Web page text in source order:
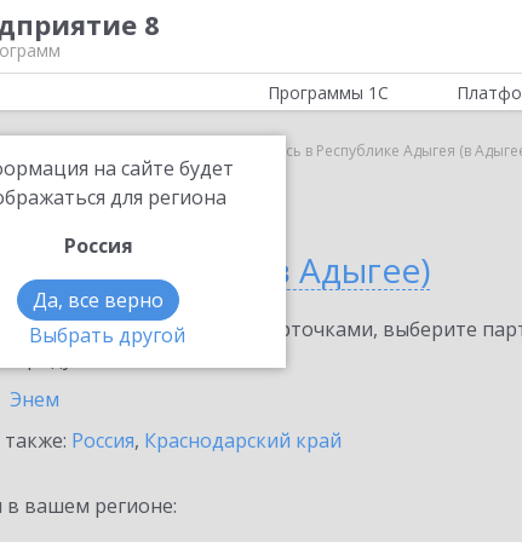
8
на сайте будет
для региона
Россия
Да, все верно
Выбрать другой
Программы 1С
1С:Подпись в Республике Адыгея (в
1С:Подпись
Адыгея (в Адыгее)
с информационными карточками, выберите
Энем
Россия, Краснодарский край
вашем регионе: